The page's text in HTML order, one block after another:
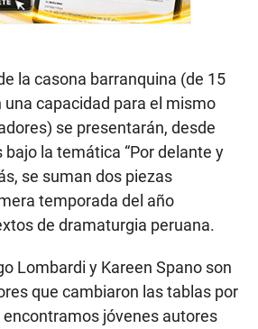
la casona barranquina (de 15
una capacidad para el mismo
se presentarán, desde
bajo la temática “Por delante y
se suman dos piezas
temporada del año
de dramaturgia peruana.
Lombardi y Kareen Spano son
que cambiaron las tablas por
jóvenes autores